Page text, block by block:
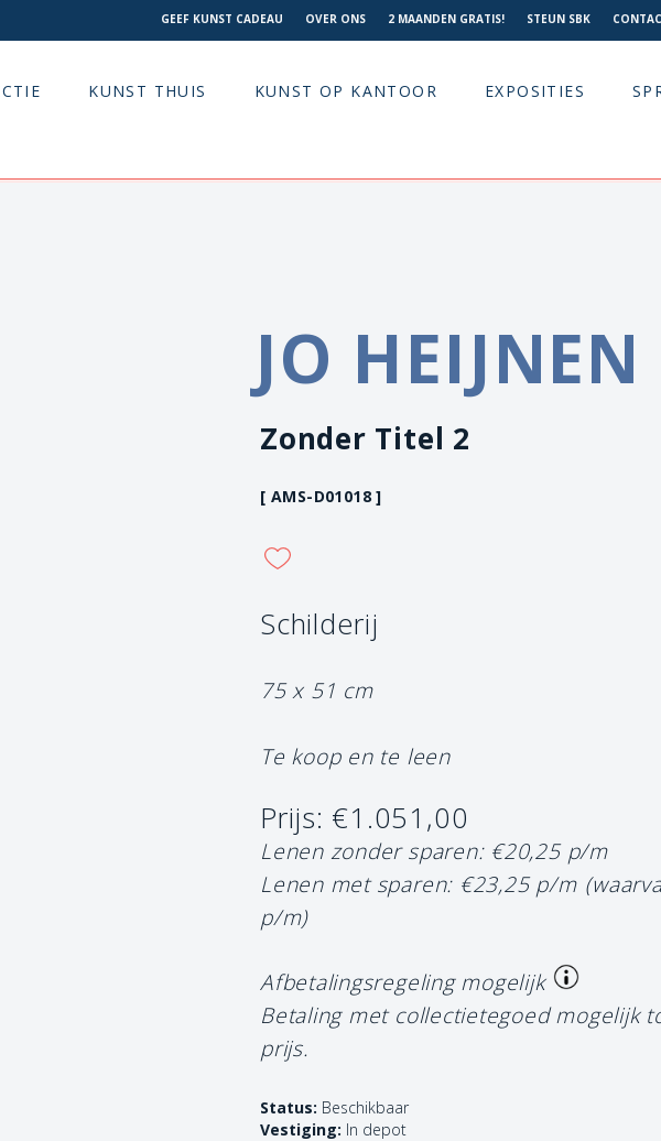
GEEF KUNST CADEAU OVER ONS 2 MAANDEN GRATIS! STEUN SBK
KUNST THUIS KUNST OP KANTOOR EXPOSITIES
JO HEIJNEN
Zonder Titel 2
[ AMS-D01018 ]
Schilderij
75 x 51 cm
Te koop en te leen
Prijs: €1.051,00
Lenen zonder sparen: €20,25 p/m
Lenen met sparen: €23,25 p/m
p/m)
Afbetalingsregeling mogelijk
Betaling met collectietegoed mogelijk
prijs.
Status: Beschikbaar
Vestiging: In depot